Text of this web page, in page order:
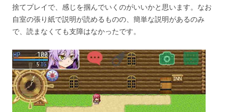
捨てプレイで、感じを掴んでいくのがいいかと思います。なお
自室の張り紙で説明が読めるものの、簡単な説明があるのみ
で、読まなくても支障はなかったです。